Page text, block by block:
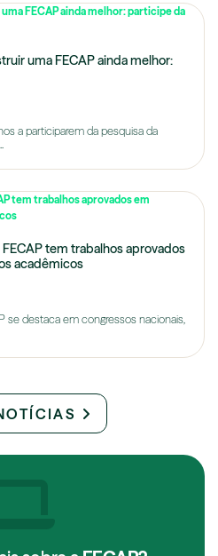
uma FECAP ainda melhor:
a participarem da pesquisa da
tem trabalhos aprovados
acadêmicos
se destaca em congressos nacionais,